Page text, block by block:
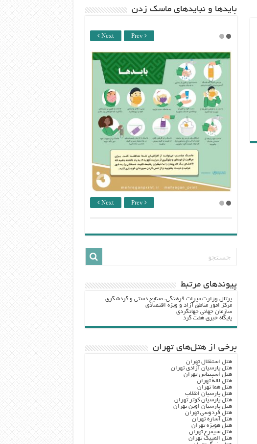
باید‌ها و نبایدهای ماسک زدن
Next Prev
Next Prev
پيوندهاي مرتبط
پرتال وزارت ميراث فرهنگي، صنایع دستی و گردشگري
مرکز امور مناطق آزاد و ویژه اقتصادی
سازمان جهانی جهانگردی
پایگاه خبری هفت گرد
برخی از هتل‌های تهران
هتل استقلال تهران
هتل پارسیان آزادی تهران
هتل اسپیناس تهران
هتل لاله تهران
هتل هما تهران
هتل پارسیان انقلاب
هتل پارسیان کوثر تهران
هتل پارسیان اوین تهران
هتل فردوسی تهران
هتل آساره تهران
هتل هویزه تهران
هتل سیمرغ تهران
هتل المپیک تهران